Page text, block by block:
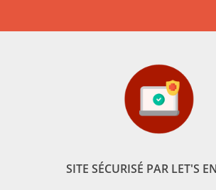
SITE SÉCURISÉ PAR LET'S